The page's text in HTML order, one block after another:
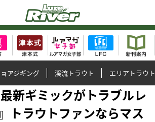
アジギング 渓流トラウト エリアトラウト
新ギミックがトラブルレ
トラウトファンならマス